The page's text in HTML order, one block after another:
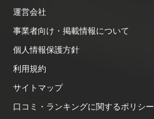
運営会社
事業者向け・掲載情報について
個人情報保護方針
利用規約
サイトマップ
口コミ・ランキングに関するポリシー